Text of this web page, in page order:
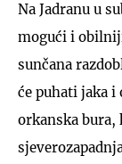
Na Jadranu u
mogući i
sunčana
će puhati jaka i
orkanska bura,